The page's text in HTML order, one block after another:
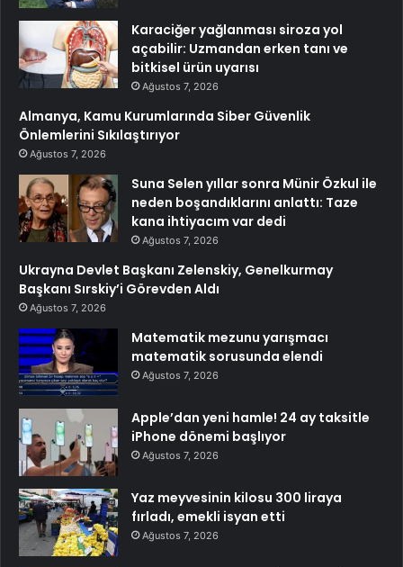
Karaciğer yağlanması siroza yol
açabilir: Uzmandan erken tanı ve
bitkisel ürün uyarısı
Ağustos 7, 2026
Almanya, Kamu Kurumlarında Siber Güvenlik
Önlemlerini Sıkılaştırıyor
Ağustos 7, 2026
Suna Selen yıllar sonra Münir Özkul ile
neden boşandıklarını anlattı: Taze
kana ihtiyacım var dedi
Ağustos 7, 2026
Ukrayna Devlet Başkanı Zelenskiy, Genelkurmay
Başkanı Sırskiy’i Görevden Aldı
Ağustos 7, 2026
Matematik mezunu yarışmacı
matematik sorusunda elendi
Ağustos 7, 2026
Apple’dan yeni hamle! 24 ay taksitle
iPhone dönemi başlıyor
Ağustos 7, 2026
Yaz meyvesinin kilosu 300 liraya
fırladı, emekli isyan etti
Ağustos 7, 2026